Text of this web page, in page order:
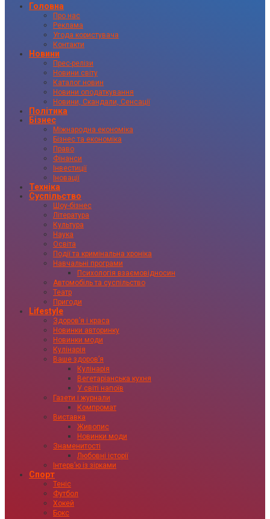
Головна
Про нас
Реклама
Угода користувача
Контакти
Новини
Прес-релізи
Новини світу
Каталог новин
Новини оподаткування
Новини, Скандали, Сенсації
Політика
Бізнес
Міжнародна економіка
Бізнес та економіка
Право
Фінанси
Інвестиції
Іновації
Техніка
Суспільство
Шоу-бізнес
Література
Культура
Наука
Освіта
Події та кримінальна хроніка
Навчальні програми
Психологія взаємовідносин
Автомобіль та суспільство
Театр
Пригоди
Lifestyle
Здоровʼя і краса
Новинки авторинку
Новинки моди
Кулінарія
Ваше здоровʼя
Кулінарія
Вегетаріанська кухня
У світі напоїв
Газети і журнали
Компромат
Виставка
Живопис
Новинки моди
Знаменитості
Любовні історії
Інтервʼю із зірками
Спорт
Теніс
Футбол
Хокей
Бокс